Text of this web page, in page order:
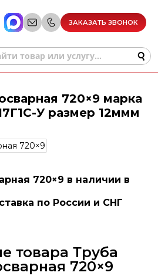
ЗАКАЗАТЬ ЗВОНОК
720×9 марка
У размер 12ммм
720×9 в наличии в
по России и СНГ
товара Труба
720×9